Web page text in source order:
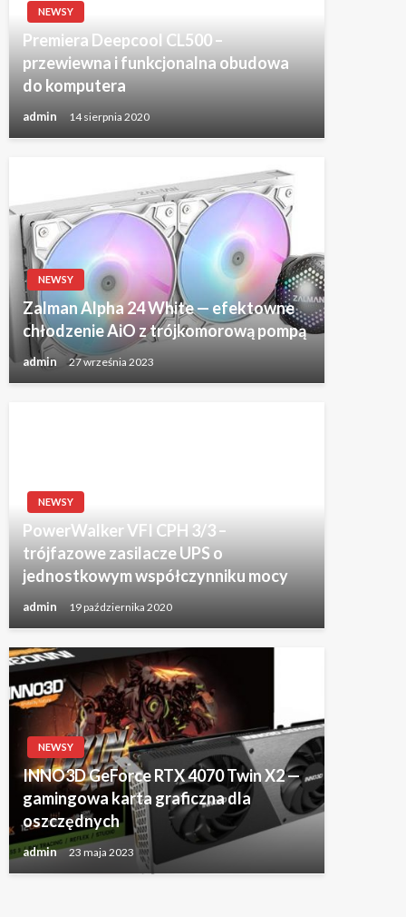
NEWSY
Premiera Deepcool CL500 –
przewiewna i funkcjonalna obudowa
do komputera
admin 14 sierpnia 2020
NEWSY
Zalman Alpha 24 White — efektowne
chłodzenie AiO z trójkomorową pompą
admin 27 września 2023
NEWSY
PowerWalker VFI CPH 3/3 –
trójfazowe zasilacze UPS o
jednostkowym współczynniku mocy
admin 19 października 2020
NEWSY
INNO3D GeForce RTX 4070 Twin X2 —
gamingowa karta graficzna dla
oszczędnych
admin 23 maja 2023